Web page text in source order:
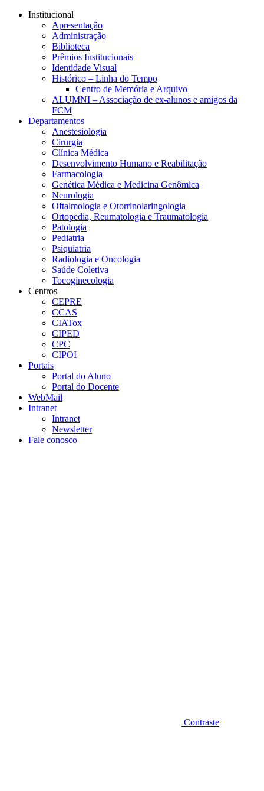
Conteúdo principal
Institucional
Apresentação
Administração
Biblioteca
Prêmios Institucionais
Identidade Visual
Histórico – Linha do Tempo
Centro de Memória e Arquivo
ALUMNI – Associação de ex-alunos e amigos da
FCM
Departamentos
Anestesiologia
Cirurgia
Clínica Médica
Desenvolvimento Humano e Reabilitação
Farmacologia
Genética Médica e Medicina Genômica
Neurologia
Oftalmologia e Otorrinolaringologia
Ortopedia, Reumatologia e Traumatologia
Patologia
Pediatria
Psiquiatria
Radiologia e Oncologia
Saúde Coletiva
Tocoginecologia
Centros
CEPRE
CCAS
CIATox
CIPED
CPC
CIPOI
Portais
Portal do Aluno
Portal do Docente
WebMail
Intranet
Intranet
Newsletter
Fale conosco
Contraste